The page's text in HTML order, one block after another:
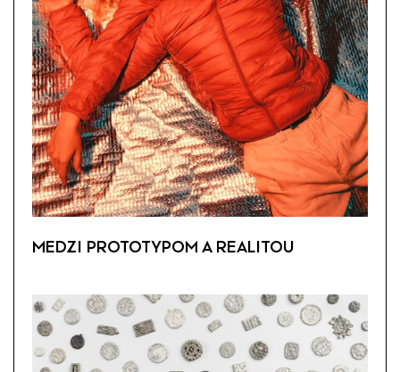
MEDZI PROTOTYPOM A REALITOU